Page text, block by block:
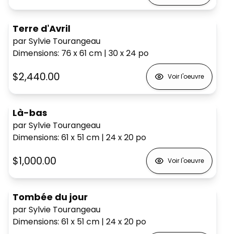
Terre d'Avril
par Sylvie Tourangeau
Dimensions: 76 x 61 cm | 30 x 24 po
$2,440.00 Voir l'oeuvre
Là-bas
par Sylvie Tourangeau
Dimensions: 61 x 51 cm | 24 x 20 po
$1,000.00 Voir l'oeuvre
Tombée du jour
par Sylvie Tourangeau
Dimensions: 61 x 51 cm | 24 x 20 po